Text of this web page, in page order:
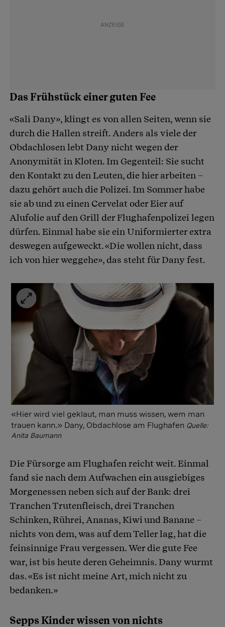
Das Frühstück einer guten Fee
«Sali Dany», klingt es von allen Seiten, wenn sie
durch die Hallen streift. Anders als viele der
Obdachlosen lebt Dany nicht wegen der
Anonymität in Kloten. Im Gegenteil: Sie sucht
den Kontakt zu den Leuten, die hier arbeiten –
dazu gehört auch die Polizei. Im Sommer habe
sie ab und zu einen Cervelat oder Eier auf
Alufolie auf den Grill der Flughafenpolizei legen
dürfen. Einmal habe sie ein Uniformierter extra
deswegen aufgeweckt. «Die wollen nicht, dass
ich von hier weggehe», das steht für Dany fest.
«Hier wird viel geklaut, man muss wissen, wem man
trauen kann.» Dany, Obdachlose am Flughafen Quelle:
Anita Baumann
Die Fürsorge am Flughafen reicht weit. Einmal
fand sie nach dem Aufwachen ein ausgiebiges
Morgenessen neben sich auf der Bank: drei
Tranchen Trutenfleisch, drei Tranchen
Schinken, Rührei, Ananas, Kiwi und Banane –
nichts von dem, was auf dem Teller lag, hat die
feinsinnige Frau vergessen. Wer die gute Fee
war, ist bis heute deren Geheimnis. Dany wurmt
das. «Es ist nicht meine Art, mich nicht zu
bedanken.»
Sepps Kinder wissen von nichts